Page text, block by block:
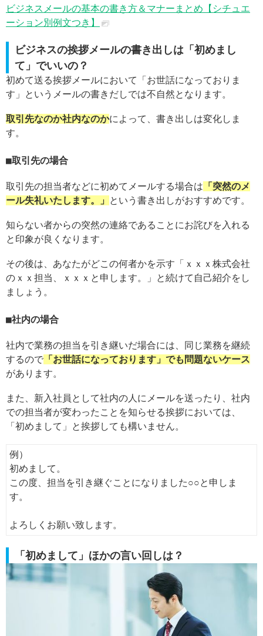
ビジネスメールの基本の書き方＆マナーまとめ【シチュエ
ーション別例文つき】
ビジネスの挨拶メールの書き出しは「初めまし
て」でいいの？
初めて送る挨拶メールにおいて「お世話になっておりま
す」というメールの書きだしでは不自然となります。
取引先なのか社内なのかによって、書き出しは変化しま
す。
取引先の場合
取引先の担当者などに初めてメールする場合は 「突然のメ
ール失礼いたします。」
という書き出しがおすすめです。
知らない者からの突然の連絡であることにお詫びを入れる
と印象が良くなります。
その後は、あなたがどこの何者かを示す「ｘｘｘ株式会社
のｘｘ担当、ｘｘｘと申します。」と続けて自己紹介をし
ましょう。
社内の場合
社内で業務の担当を引き継いだ場合には、同じ業務を継続
するので 「お世話になっております」でも問題ないケース
があります。
また、新入社員として社内の人にメールを送ったり、社内
での担当者が変わったことを知らせる挨拶においては、
「初めまして」と挨拶しても構いません。
例）
初めまして。
この度、担当を引き継ぐことになりました○○と申しま
す。
よろしくお願い致します。
「初めまして」ほかの言い回しは？